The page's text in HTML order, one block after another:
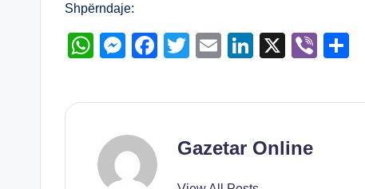
Shpërndaje:
W
at
A
p
M
ss
n
g
F
c
T
tt
E
ail
Li
k
dI
X
Vi
er
Gazetar Online